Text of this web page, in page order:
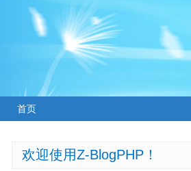
首页
欢迎使用Z-BlogPHP！